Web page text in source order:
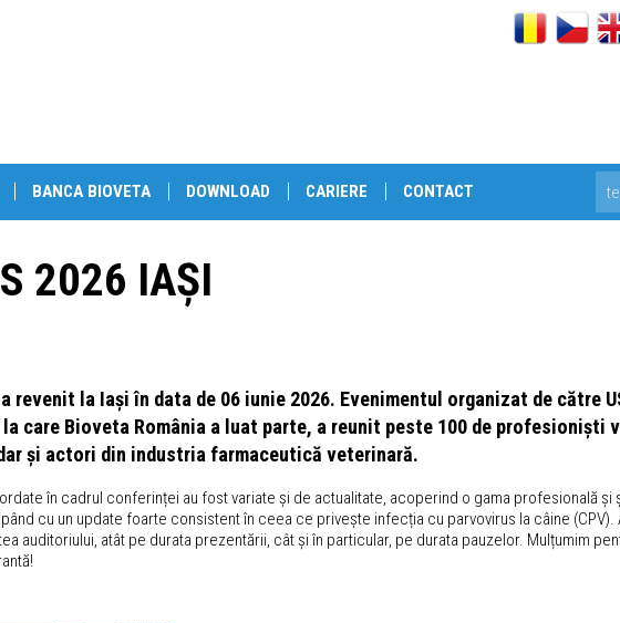
BANCA BIOVETA DOWNLOAD CARIERE CONTACT
2026 IAȘI
revenit la Iași în data de 06 iunie 2026. Evenimentul organizat de către
care Bioveta România a luat parte, a reunit peste 100 de profesioniști
și actori din industria farmaceutică veterinară.
în cadrul conferinței au fost variate și de actualitate, acoperind o gama profesională și
cu un update foarte consistent în ceea ce privește infecția cu parvovirus la câine
auditoriului, atât pe durata prezentării, cât și în particular, pe durata pauzelor. Mulțumim